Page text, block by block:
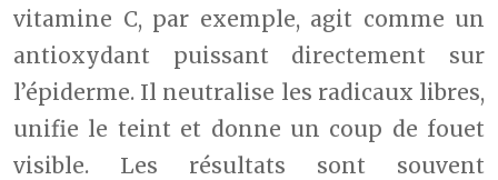
vitamine C, par exemple, agit comme un
antioxydant puissant directement sur
l’épiderme. Il neutralise les radicaux libres,
unifie le teint et donne un coup de fouet
visible. Les résultats sont souvent